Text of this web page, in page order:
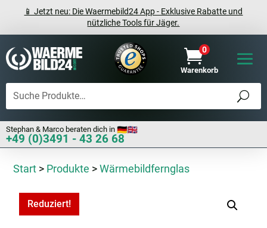
📱 Jetzt neu: Die Waermebild24 App - Exklusive Rabatte und
nützliche Tools für Jäger.
0
Warenkorb
Stephan & Marco beraten dich in
+49 (0)3491 - 43 26 68
Start > Produkte >Wärmebildfernglas
Reduziert!